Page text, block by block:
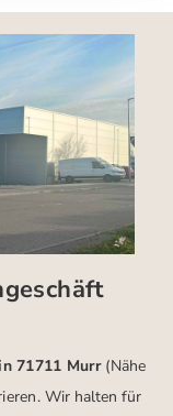
71711 Murr (Nähe
Wir halten für